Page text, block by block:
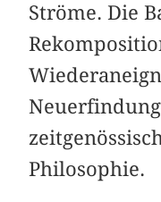
Ströme. Die
Philosophie.